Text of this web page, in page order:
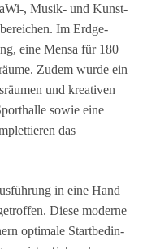
Musik- und Kunst­
Im Erd­ge­
eine Mensa für 180
Zudem wurde ein
und krea­ti­ven
sowie eine
das
in eine Hand
Diese moderne
opti­male Start­be­din­